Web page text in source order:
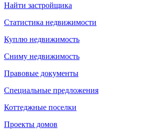
Найти застройщика
Статистика недвижимости
Куплю недвижимость
Сниму недвижимость
Правовые документы
Специальные предложения
Коттеджные поселки
Проекты домов